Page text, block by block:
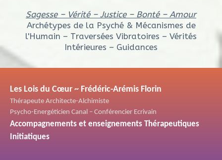
Sagesse – Vérité – Justice – Bonté – Amour
Archétypes de la Psyché & Mécanismes de
l'Humain – Traversées Vibratoires – Vérités
Intérieures – Guidances
Les Lois du Cœur ~ Frédéric-Arémis Florin
Thérapeute Architecte-Alchimiste
Psycho-Energéticien Canal – Conférencier Ecrivain
Accompagnements et enseignements Thérapeutiques
Initiatiques